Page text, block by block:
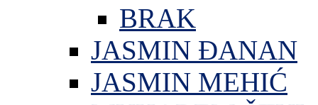
BRAK
JASMIN ĐANAN
JASMIN MEHIĆ